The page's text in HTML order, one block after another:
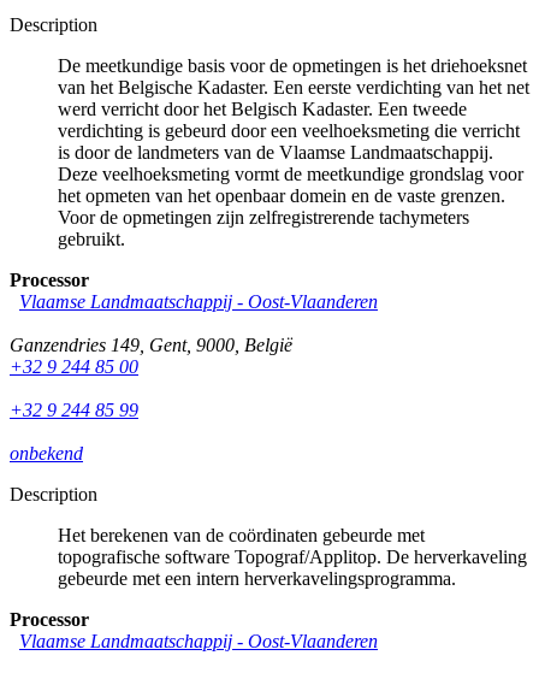
Description
De meetkundige basis voor de opmetingen is het driehoeksnet
van het Belgische Kadaster. Een eerste verdichting van het net
werd verricht door het Belgisch Kadaster. Een tweede
verdichting is gebeurd door een veelhoeksmeting die verricht
is door de landmeters van de Vlaamse Landmaatschappij.
Deze veelhoeksmeting vormt de meetkundige grondslag voor
het opmeten van het openbaar domein en de vaste grenzen.
Voor de opmetingen zijn zelfregistrerende tachymeters
gebruikt.
Processor
Vlaamse Landmaatschappij - Oost-Vlaanderen
Ganzendries 149 Gent, 9000 België
+32 9 244 85 00
+32 9 244 85 99
onbekend
Description
Het berekenen van de coördinaten gebeurde met
topografische software Topograf/Applitop. De herverkaveling
gebeurde met een intern herverkavelingsprogramma.
Processor
Vlaamse Landmaatschappij - Oost-Vlaanderen